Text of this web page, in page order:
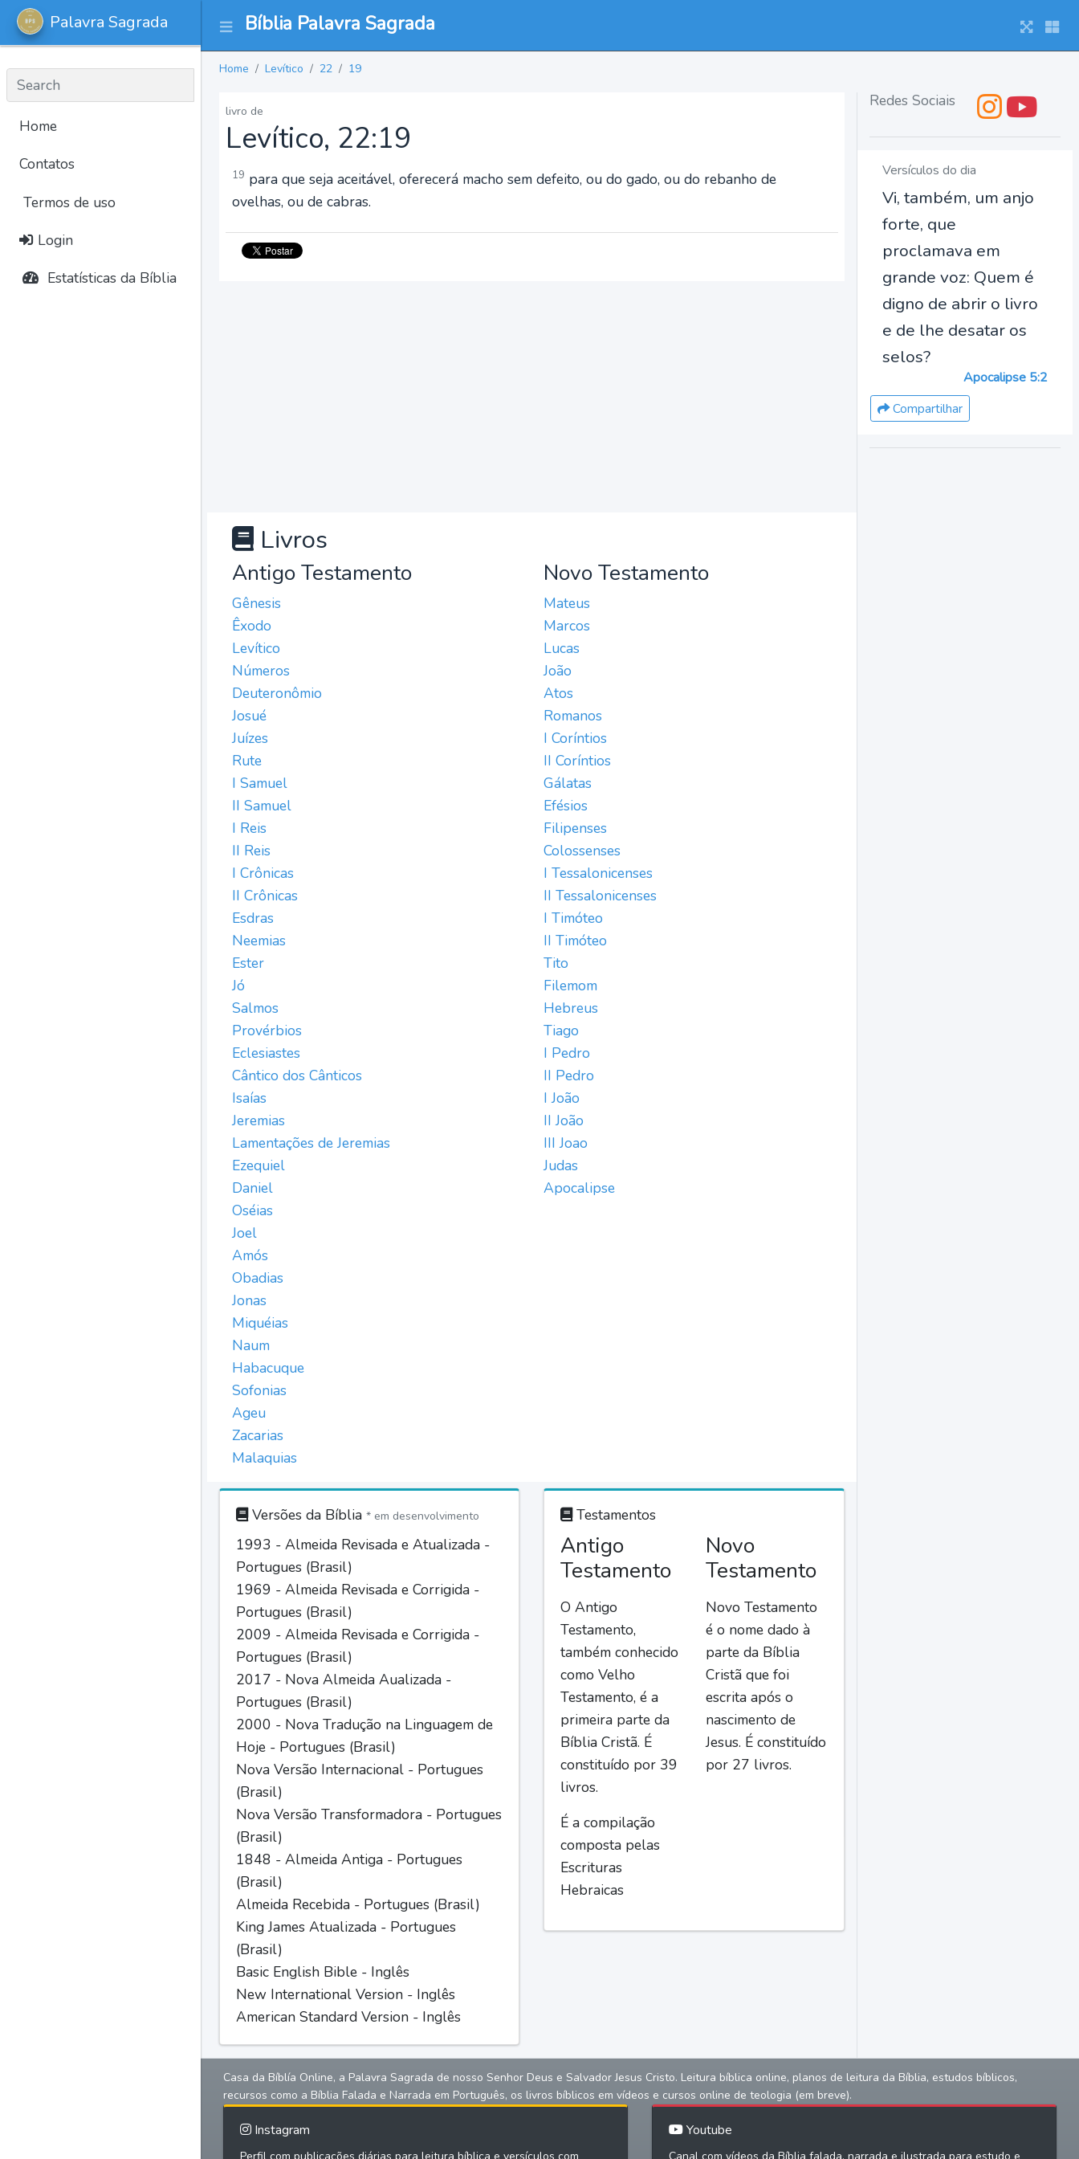
Bíblia Palavra Sagrada
Palavra Sagrada
Home
Contatos
Termos de uso
Login
Estatísticas da Bíblia
Home Levítico 22 19
livro de
Levítico, 22:19
19 para que seja aceitável, oferecerá macho sem defeito, ou do gado, ou do rebanho de
ovelhas, ou de cabras.
Livros
Antigo Testamento
Gênesis
Êxodo
Levítico
Números
Deuteronômio
Josué
Juízes
Rute
I Samuel
II Samuel
I Reis
II Reis
I Crônicas
II Crônicas
Esdras
Neemias
Ester
Jó
Salmos
Provérbios
Eclesiastes
Cântico dos Cânticos
Isaías
Jeremias
Lamentações de Jeremias
Ezequiel
Daniel
Oséias
Joel
Amós
Obadias
Jonas
Miquéias
Naum
Habacuque
Sofonias
Ageu
Zacarias
Malaquias
Novo Testamento
Mateus
Marcos
Lucas
João
Atos
Romanos
I Coríntios
II Coríntios
Gálatas
Efésios
Filipenses
Colossenses
I Tessalonicenses
II Tessalonicenses
I Timóteo
II Timóteo
Tito
Filemom
Hebreus
Tiago
I Pedro
II Pedro
I João
II João
III Joao
Judas
Apocalipse
Versões da Bíblia * em desenvolvimento
1993 - Almeida Revisada e Atualizada -
Portugues (Brasil)
1969 - Almeida Revisada e Corrigida -
Portugues (Brasil)
2009 - Almeida Revisada e Corrigida -
Portugues (Brasil)
2017 - Nova Almeida Aualizada -
Portugues (Brasil)
2000 - Nova Tradução na Linguagem de
Hoje - Portugues (Brasil)
Nova Versão Internacional - Portugues
(Brasil)
Nova Versão Transformadora - Portugues
(Brasil)
1848 - Almeida Antiga - Portugues
(Brasil)
Almeida Recebida - Portugues (Brasil)
King James Atualizada - Portugues
(Brasil)
Basic English Bible - Inglês
New International Version - Inglês
American Standard Version - Inglês
Testamentos
Antigo
Testamento
O Antigo
Testamento,
também conhecido
como Velho
Testamento, é a
primeira parte da
Bíblia Cristã. É
constituído por 39
livros.
É a compilação
composta pelas
Escrituras
Hebraicas
Novo
Testamento
Novo Testamento
é o nome dado à
parte da Bíblia
Cristã que foi
escrita após o
nascimento de
Jesus. É constituído
por 27 livros.
Redes Sociais
Versículos do dia
Vi, também, um anjo
forte, que
proclamava em
grande voz: Quem é
digno de abrir o livro
e de lhe desatar os
selos?
Apocalipse 5:2
Compartilhar
Casa da Bíblía Online, a Palavra Sagrada de nosso Senhor Deus e Salvador Jesus Cristo. Leitura bíblica online, planos de leitura da Bíblia, estudos bíblicos,
recursos como a Bíblia Falada e Narrada em Português, os livros bíblicos em vídeos e cursos online de teologia (em breve).
Instagram Youtube